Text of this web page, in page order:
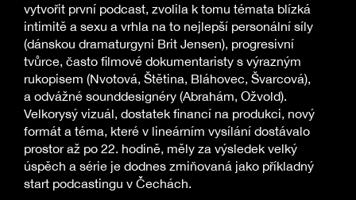
vytvořit první podcast, zvolila k tomu témata blízká
intimitě a sexu a vrhla na to nejlepší personální síly
(dánskou dramaturgyni Brit Jensen), progresivní
tvůrce, často filmové dokumentaristy s výrazným
rukopisem (Nvotová, Štětina, Bláhovec, Švarcová),
a odvážné sounddesignéry (Abrahám, Ožvold).
Velkorysý vizuál, dostatek financí na produkci, nový
formát a téma, které v lineárním vysílání dostávalo
prostor až po 22. hodině, měly za výsledek velký
úspěch a série je dodnes zmiňovaná jako příkladný
start podcastingu v Čechách.